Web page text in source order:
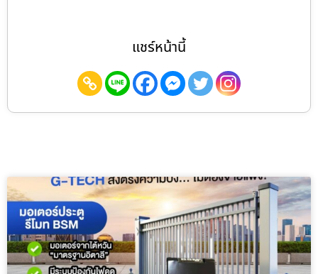
แชร์หน้านี้